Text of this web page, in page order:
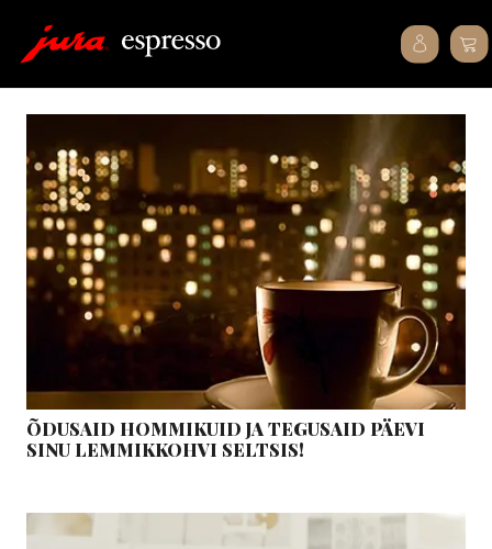
ÕDUSAID HOMMIKUID JA TEGUSAID PÄEVI
SINU LEMMIKKOHVI SELTSIS!